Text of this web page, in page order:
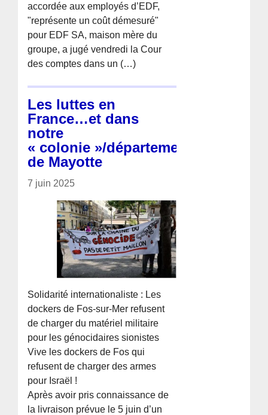
accordée aux employés d’EDF,
"représente un coût démesuré"
pour EDF SA, maison mère du
groupe, a jugé vendredi la Cour
des comptes dans un (…)
Les luttes en
France…et dans
notre
« colonie »/département
de Mayotte
7 juin 2025
Solidarité internationaliste : Les
dockers de Fos-sur-Mer refusent
de charger du matériel militaire
pour les génocidaires sionistes
Vive les dockers de Fos qui
refusent de charger des armes
pour Israël !
Après avoir pris connaissance de
la livraison prévue le 5 juin d’un